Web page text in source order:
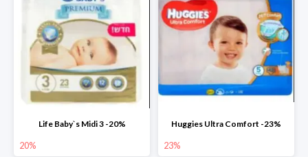
Life Baby`s Midi 3 -20%
20%
Huggies Ultra Comfort -23%
23%